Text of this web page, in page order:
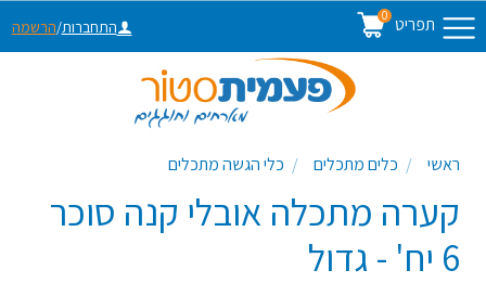
תפריט 0
התחברות/הרשמה
ראשי כלים מתכלים כלי הגשה מתכלים
קערה מתכלה אובלי קנה סוכר
6 יח' - גדול